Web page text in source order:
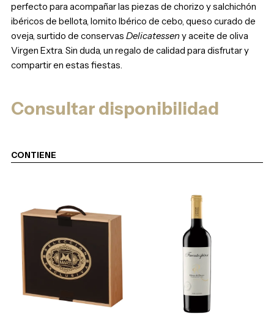
perfecto para acompañar las piezas de chorizo y salchichón
ibéricos de bellota, lomito Ibérico de cebo, queso curado de
oveja, surtido de conservas Delicatesseny aceite de oliva
Virgen Extra. Sin duda, un regalo de calidad para disfrutar y
compartir en estas fiestas.
Consultar disponibilidad
CONTIENE